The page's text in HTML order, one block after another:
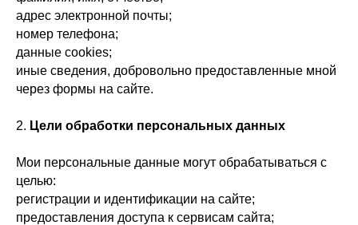
адрес электронной почты;
номер телефона;
данные cookies;
иные сведения, добровольно предоставленные мной
через формы на сайте.
2. Цели обработки персональных данных
Мои персональные данные могут обрабатываться с
целью:
регистрации и идентификации на сайте;
предоставления доступа к сервисам сайта;